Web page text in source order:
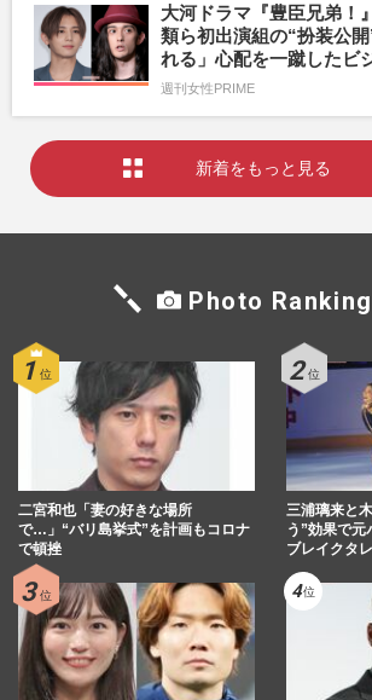
大河ドラマ『豊臣兄弟！
類ら初出演組の“扮装公
れる」心配を一蹴したビ
週刊女性PRIME
新着をもっと見る
Photo Ranking
二宮和也「妻の好きな場所
で…」“バリ島挙式”を計画もコロナ
で頓挫
三浦璃来と
う”効果で元
ブレイクタ